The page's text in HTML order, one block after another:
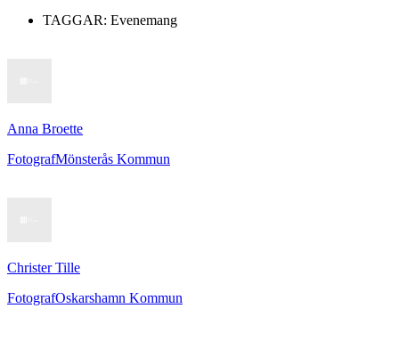
TAGGAR: Evenemang
Anna Broette
FotografMönsterås Kommun
Christer Tille
FotografOskarshamn Kommun